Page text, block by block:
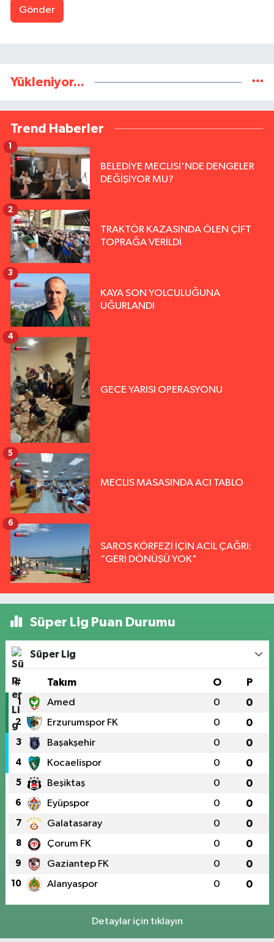
Gönder
Yükleniyor...
Trend Haberler
BELEDİYE MECLİSİ'NDE DENGELER
DEĞİŞİYOR MU?
1
TRAKTÖR KAZASINDA ÖLEN ÇİFT
TOPRAĞA VERİLDİ
2
KAYA SON YOLCULUĞUNA
UĞURLANDI
3
GECE YARISI OPERASYONU
4
MECLİS MASASINDA ACI TABLO
5
SAROS KÖRFEZİ İÇİN ACİL ÇAĞRI:
“GERİ DÖNÜŞÜ YOK"
6
Süper Lig Puan Durumu
Süper Lig
# Takım O P
1 Amed 0 0
2 Erzurumspor FK 0 0
3 Başakşehir 0 0
4 Kocaelispor 0 0
5 Beşiktaş 0 0
6 Eyüpspor 0 0
7 Galatasaray 0 0
8 Çorum FK 0 0
9 Gaziantep FK 0 0
10 Alanyaspor 0 0
Detaylar için tıklayın